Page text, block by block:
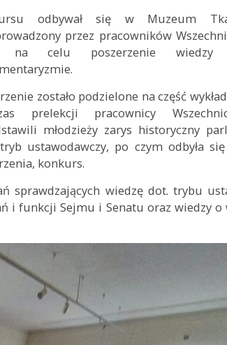
odbywał się w Muzeum
przez pracowników
na celu poszerzenie
zostało podzielone na część
prelekcji pracownicy
młodzieży zarys historyczny
ustawodawczy, po czym odbyła się
konkurs.
sprawdzających wiedzę dot. trybu
i funkcji Sejmu i Senatu oraz wiedzy o